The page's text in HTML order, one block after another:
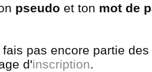
pseudo et ton mot de
fais pas encore partie
d'inscription.